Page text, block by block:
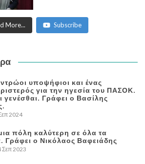
More... Subscribe
υποψήφιοι και ένας
για την ηγεσία του ΠΑΣΟΚ.
γενέσθαι. Γράφει ο Βασίλης
2024
πόλη καλύτερη σε όλα τα
Γράφει ο Νικόλαος Βαφειάδης
Σεπ 2023